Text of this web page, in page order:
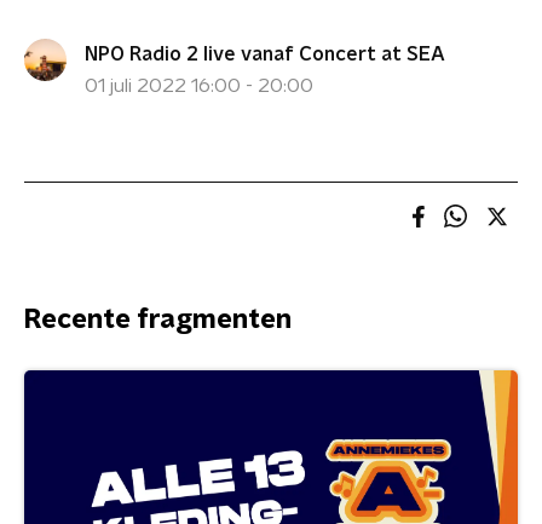
NPO Radio 2 live vanaf Concert at SEA
01 juli 2022 16:00 - 20:00
Recente fragmenten